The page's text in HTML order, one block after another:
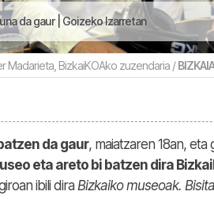
da gaur | Goizeko Izarretan
Madarieta, BizkaiKOAko zuzendaria /
da gaur, maiatzaren 18an,
eta areto bi batzen dira
ibili dira Bizkaiko museoak.